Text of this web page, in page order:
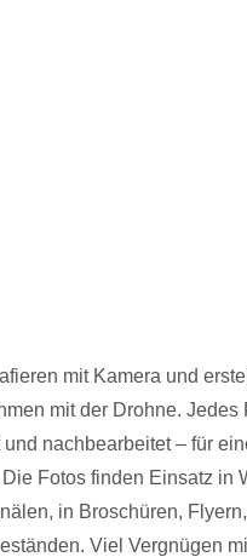
mit Kamera und
mit der Drohne.
nachbearbeitet – für
Fotos finden Einsatz in
in Broschüren,
Viel Vergnügen